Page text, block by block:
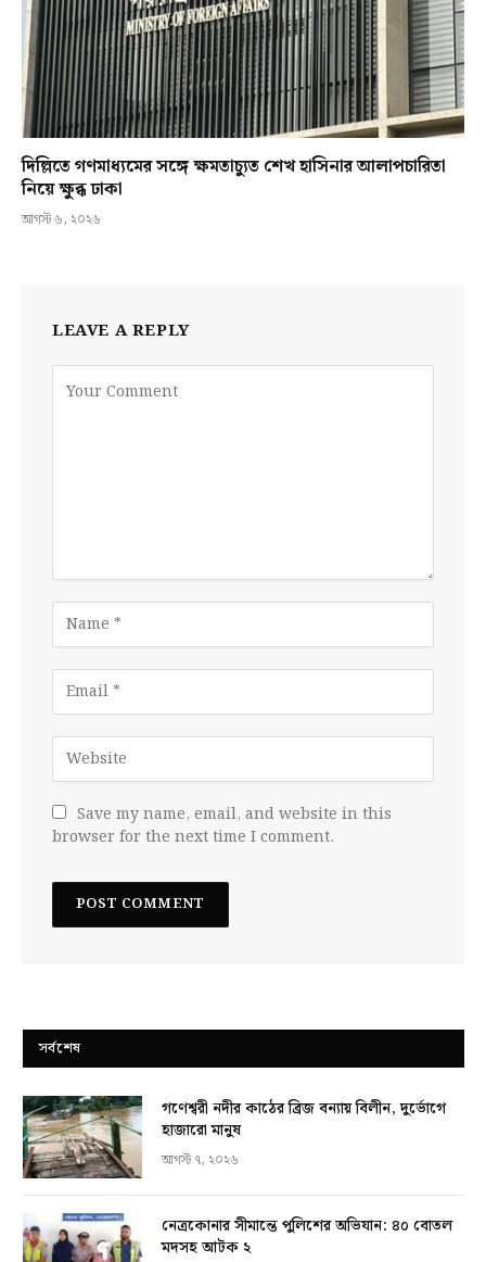
দিল্লিতে গণমাধ্যমের সঙ্গে ক্ষমতাচ্যুত শেখ হাসিনার আলাপচারিতা
নিয়ে ক্ষুব্ধ ঢাকা
আগস্ট ৬, ২০২৬
LEAVE A REPLY
Save my name, email, and website in this
browser for the next time I comment.
সর্বশেষ
গণেশ্বরী নদীর কাঠের ব্রিজ বন্যায় বিলীন, দুর্ভোগে
হাজারো মানুষ
আগস্ট ৭, ২০২৬
নেত্রকোনার সীমান্তে পুলিশের অভিযান: ৪০ বোতল
মদসহ আটক ২